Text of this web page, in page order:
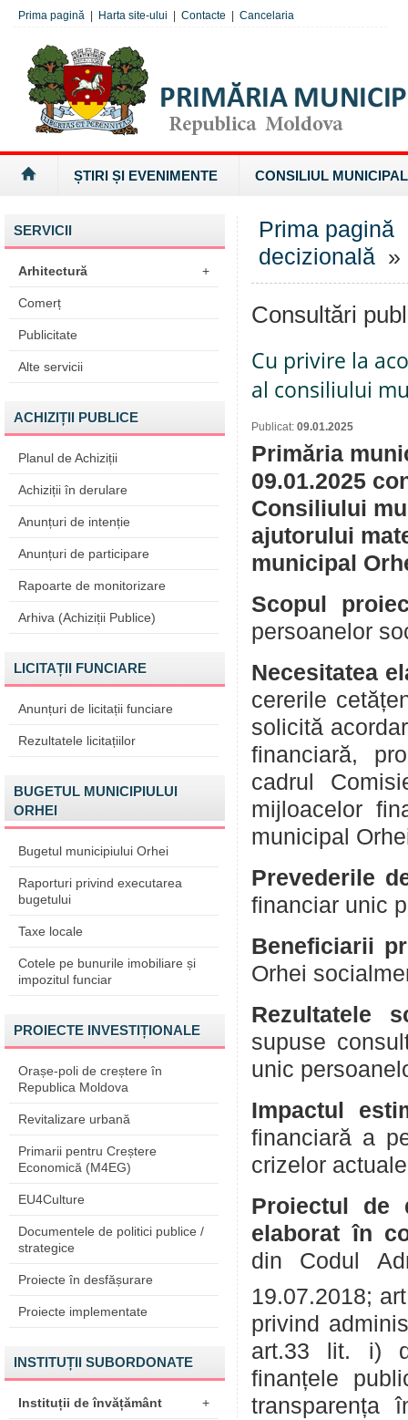
Prima pagină Harta site-ului Contacte Cancelaria
ȘTIRI ȘI EVENIMENTE CONSILIUL MUNICIPAL
SERVICII
Arhitectură +
Comerț
Publicitate
Alte servicii
ACHIZIȚII PUBLICE
Planul de Achiziții
Achiziții în derulare
Anunțuri de intenție
Anunțuri de participare
Rapoarte de monitorizare
Arhiva (Achiziții Publice)
LICITAȚII FUNCIARE
Anunțuri de licitații funciare
Rezultatele licitațiilor
BUGETUL MUNICIPIULUI
ORHEI
Bugetul municipiului Orhei
Raporturi privind executarea
bugetului
Taxe locale
Cotele pe bunurile imobiliare și
impozitul funciar
PROIECTE INVESTIȚIONALE
Orașe-poli de creștere în
Republica Moldova
Revitalizare urbană
Primarii pentru Creștere
Economică (M4EG)
EU4Culture
Documentele de politici publice /
strategice
Proiecte în desfășurare
Proiecte implementate
INSTITUȚII SUBORDONATE
Instituții de învățământ +
Prima pagină
decizională »
Consultări
Cu privire la
al consiliului
Publicat: 09.01.2025
Primăria
09.01.2025
Consiliului
ajutorului
municipal
Scopul
persoanelor
Necesitatea
cererile
solicită
financiară,
cadrul
mijloacelor
municipal
Prevederile
financiar unic
Beneficiarii
Orhei
Rezultatele
supuse
unic
Impactul
financiară a
crizelor
Proiectul de
elaborat în
din Codul
19.07.2018;
privind
art.33 lit. i)
finanțele
transparența